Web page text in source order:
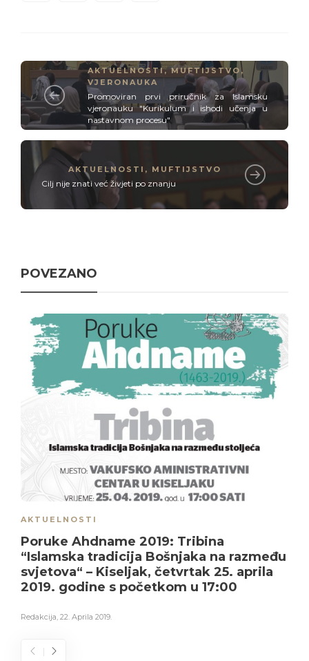
AKTUELNOSTI,MUFTIJSTVO ,
VJERONAUKA
Promoviran prvi priručnik za Islamsku
vjeronauku "Kurikulum i ishodi učenja u
nastavnom procesu"
AKTUELNOSTI , MUFTIJSTVO
Cilj nije znati već živjeti po znanju
POVEZANO
AKTUELNOSTI
Poruke Ahdname 2019: Tribina
“Islamska tradicija Bošnjaka na razmeđu
svjetova“ – Kiseljak, četvrtak 25. aprila
2019. godine s početkom u 17:00
Redakcija, 22. Aprila 2019.